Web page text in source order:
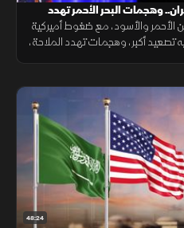
وهجمات البحر الأحمر تهدد
الأحمر والأسود، مع ضغوط أميركية
أكبر، وهجمات تهدد الملاحة،
48:24